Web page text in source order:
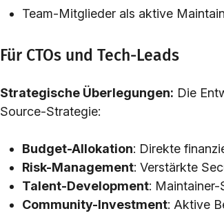
Team-Mitglieder als aktive
Für CTOs und Tech-Leads
Strategische Überlegungen: Die
Source-Strategie:
Budget-Allokation: Direkte
Risk-Management: Verstärkte
Talent-Development: Maintainer-
Community-Investment: Aktive